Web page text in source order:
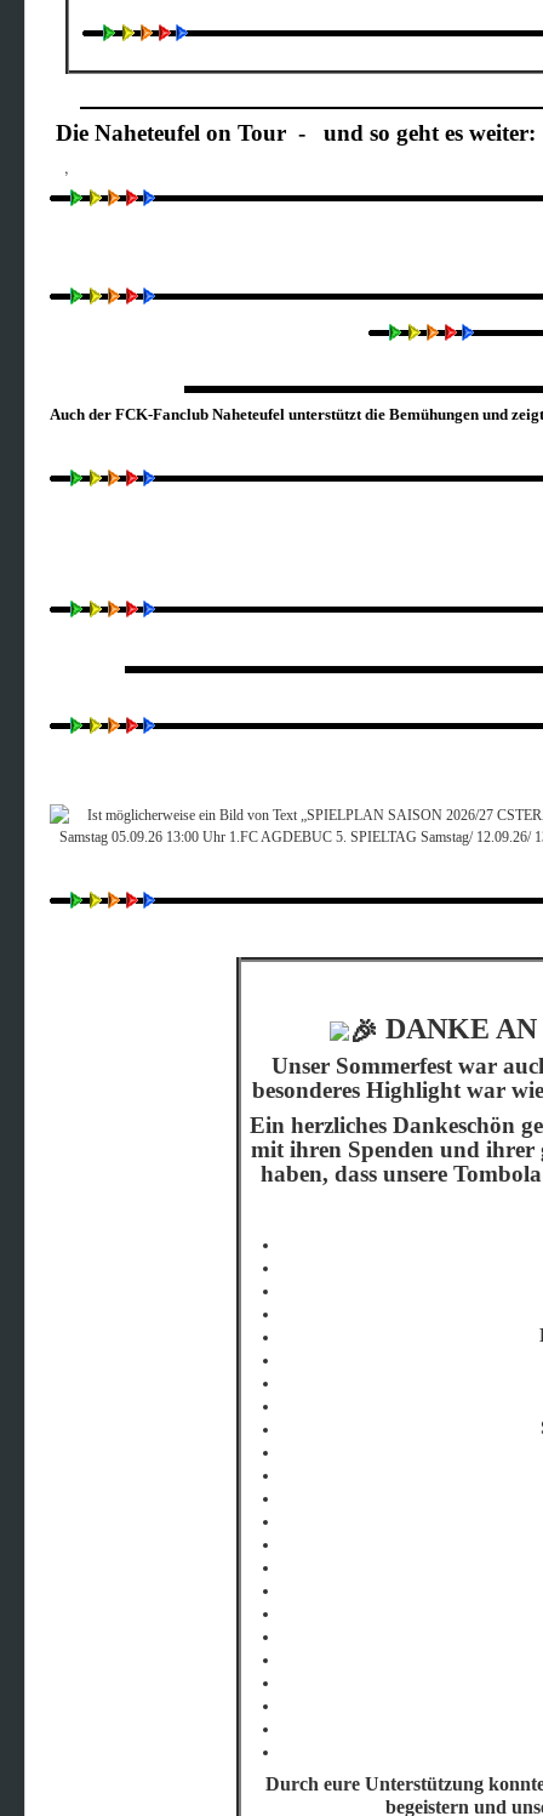
Die Naheteufel on Tour - und so geht es weiter:
,
Auch der FCK-Fanclub Naheteufel unterstützt die Bemühungen und
DANKE AN
Unser Sommerfest war
besonderes Highlight war
Ein herzliches Dankeschön
mit ihren Spenden und ihrer
haben, dass unsere
Durch eure Unterstützung
begeistern und